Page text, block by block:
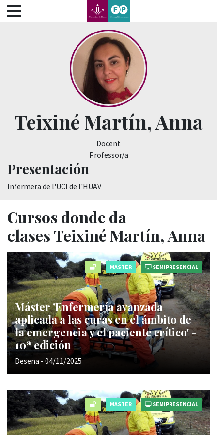
???label.access.jump.content???
???label.access.jump.header???
???label.access.jump.footer???
???label.access.jump.menu???
Teixiné Martín, Anna
Docent
Professor/a
Presentación
Infermera de l'UCI de l'HUAV
Cursos donde da
clases Teixiné Martín, Anna
MASTER SEMIPRESENCIAL
Máster 'Enfermería avanzada
aplicada a las curas en el ámbito de
la emergencia y el paciente crítico' -
10ª edición
Desena - 04/11/2025
MASTER SEMIPRESENCIAL